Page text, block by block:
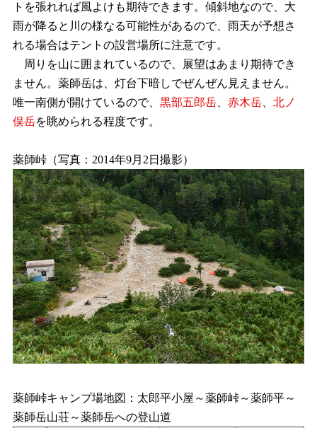
トを張れれば風よけも期待できます。傾斜地なので、大
雨が降ると川の様なる可能性があるので、雨天が予想さ
れる場合はテントの設営場所に注意です。
周りを山に囲まれているので、展望はあまり期待でき
ません。薬師岳は、灯台下暗しでぜんぜん見えません。
唯一南側が開けているので、 黒部五郎岳 赤木岳
北ノ
俣岳を眺められる程度です。
薬師峠（写真：2014年9月2日撮影）
薬師峠キャンプ場地図：太郎平小屋～薬師峠～薬師平～
薬師岳山荘～薬師岳への登山道